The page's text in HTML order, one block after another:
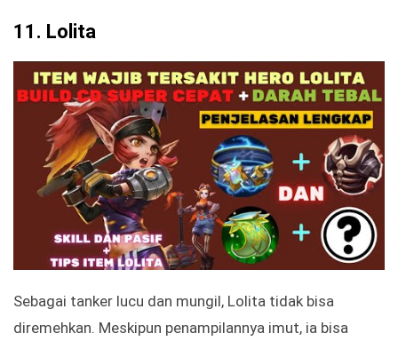
11. Lolita
Sebagai tanker lucu dan mungil, Lolita tidak bisa
diremehkan. Meskipun penampilannya imut, ia bisa